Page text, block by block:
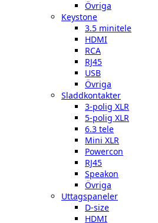
Övriga
Keystone
3.5 minitele
HDMI
RCA
RJ45
USB
Övriga
Sladdkontakter
3-polig XLR
5-polig XLR
6.3 tele
Mini XLR
Powercon
RJ45
Speakon
Övriga
Uttagspaneler
D-size
HDMI